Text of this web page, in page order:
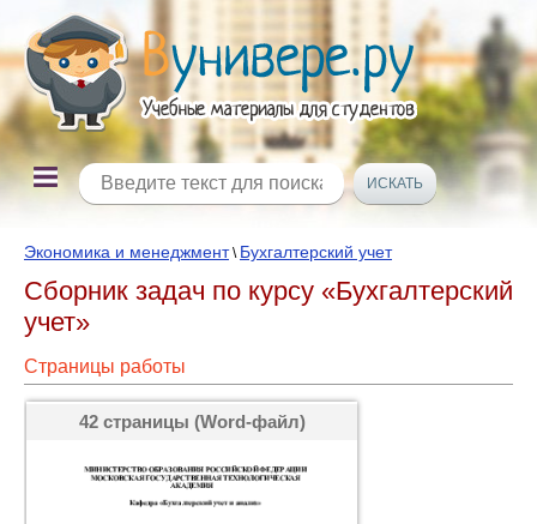
Экономика и менеджмент\ Бухгалтерский учет
Сборник задач по курсу «Бухгалтерский
учет»
Страницы работы
42 страницы (Word-файл)